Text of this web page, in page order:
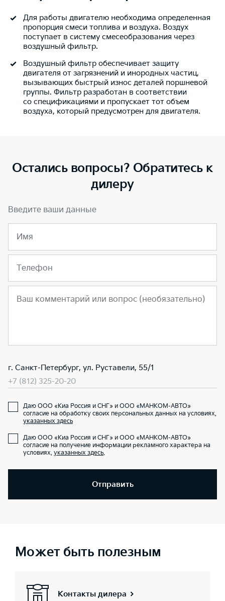
Для работы двигателю необходима определенная
пропорция смеси топлива и воздуха. Воздух
поступает в систему смесеобразования через
воздушный фильтр.
Воздушный фильтр обеспечивает защиту
двигателя от загрязнений и инородных частиц,
вызывающих быстрый износ деталей поршневой
группы. Фильтр разработан в соответствии
со спецификациями и пропускает тот объем
воздуха, который предусмотрен для двигателя.
Остались вопросы? Обратитесь к
дилеру
Введите ваши данные
Имя
Телефон
г. Санкт-Петербург, ул. Руставели, 55/1
+7 (812) 325-20-20
Даю ООО «Киа Россия и СНГ» и ООО «МАНКОМ-АВТО»
согласие на обработку своих персональных данных на условиях,
указанных здесь
Даю ООО «Киа Россия и СНГ» и ООО «МАНКОМ-АВТО»
согласие на получение информации рекламного характера на
условиях, указанных здесь.
Отправить
Может быть полезным
Контакты дилера